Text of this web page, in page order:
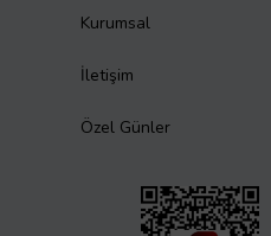
Kurumsal
İletişim
Özel Günler